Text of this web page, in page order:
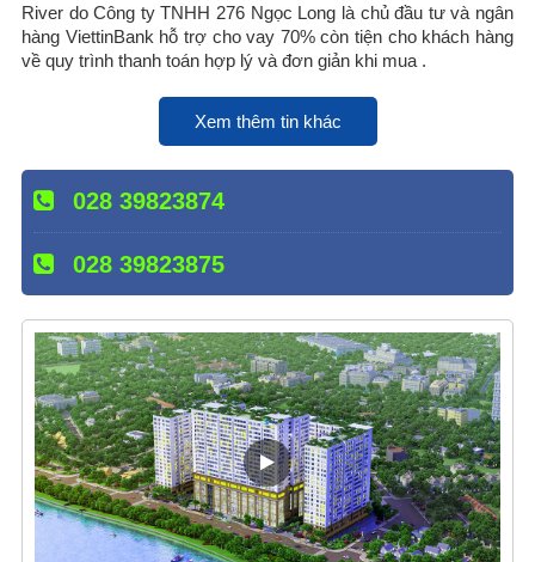
028 39823874
028 39823875
River do Công ty TNHH 276 Ngọc Long là chủ đầu tư và ngân
hàng ViettinBank hỗ trợ cho vay 70% còn tiện cho khách hàng
về quy trình thanh toán hợp lý và đơn giản khi mua .
Xem thêm tin khác